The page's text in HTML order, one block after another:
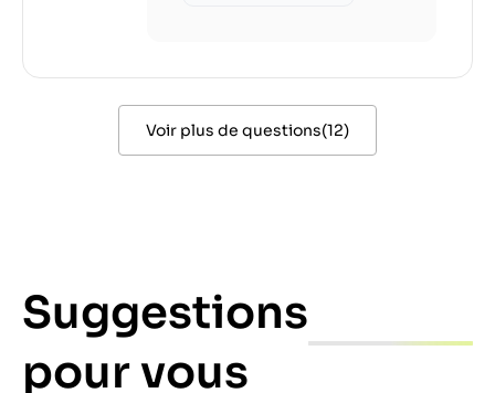
Voir plus de questions(12)
Suggestions
pour vous